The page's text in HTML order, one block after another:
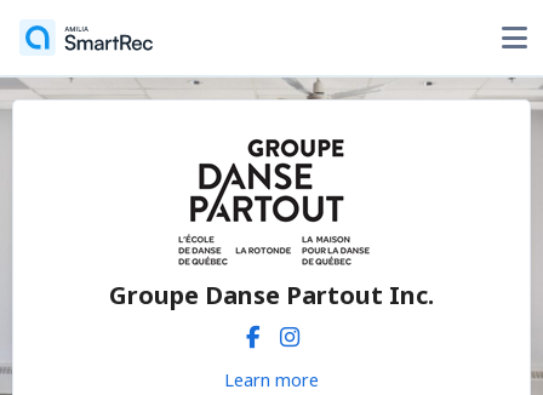
Groupe Danse Partout Inc.
Learn more